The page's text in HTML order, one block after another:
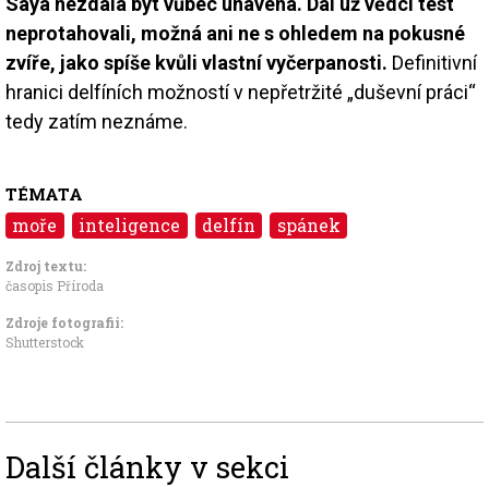
neprotahovali, možná ani ne s ohledem na pokusné
zvíře, jako spíše kvůli vlastní vyčerpanosti. Definitivní
hranici delfíních možností v nepřetržité „duševní práci“
tedy zatím neznáme.
TÉMATA
moře inteligence delfín spánek
Zdroj textu:
časopis Příroda
Zdroje fotografii:
Shutterstock
Další články v sekci